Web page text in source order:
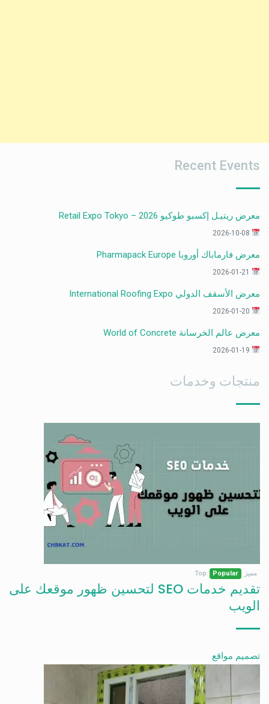
Recent Events
معرض ريتيـل إكسبو طوكيو 2026 – Retail Expo Tokyo
معرض فارماباك أوروبا Pharmapack Europe
معرض الأسقف الدولي International Roofing Expo
معرض عالم الخرسانة World of Concrete
منتجات وخدمات
مميز Popular
Top
تقديم خدمات SEO لتحسين ظهور موقعك على
الويب
تصميم مواقع